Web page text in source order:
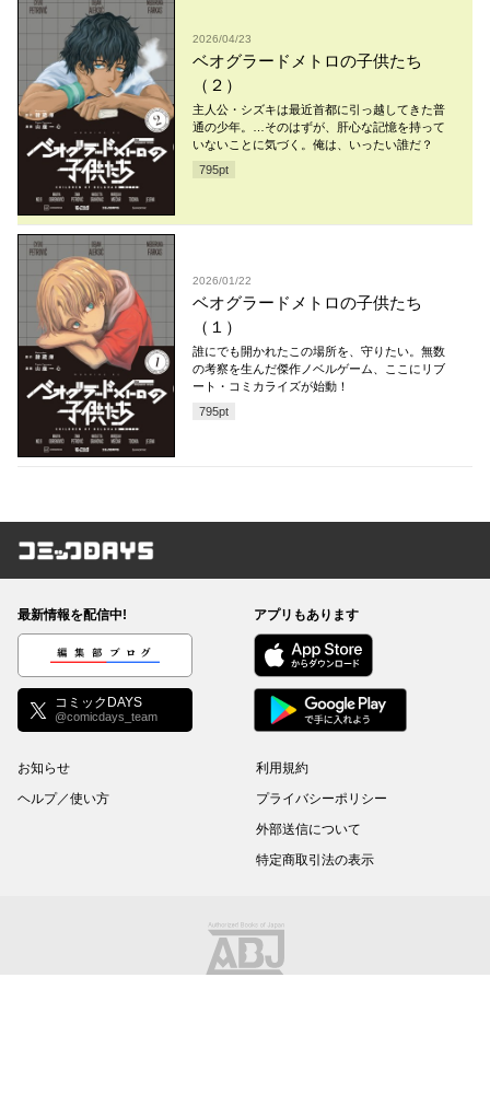
2026/04/23
ベオグラードメトロの子供たち
（２）
主人公・シズキは最近首都に引っ越してきた普
通の少年。…そのはずが、肝心な記憶を持って
いないことに気づく。俺は、いったい誰だ？
795pt
2026/01/22
ベオグラードメトロの子供たち
（１）
誰にでも開かれたこの場所を、守りたい。無数
の考察を生んだ傑作ノベルゲーム、ここにリブ
ート・コミカライズが始動！
795pt
コミックDAYS
最新情報を配信中!
編集部ブログ
コミックDAYS
@comicdays_team
アプリもあります
お知らせ
ヘルプ／使い方
利用規約
プライバシーポリシー
外部送信について
特定商取引法の表示